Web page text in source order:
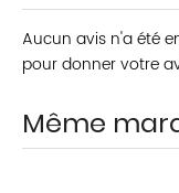
Aucun avis n'a été
pour donner votre
Même